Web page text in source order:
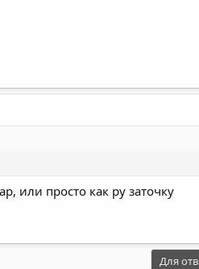
или просто как ру заточку
Для